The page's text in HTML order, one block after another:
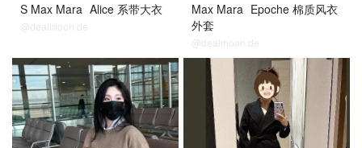
S Max Mara Alice 系带大衣
@dealmoon.de
Max Mara Epoche 棉质风衣
外套
@dealmoon.de